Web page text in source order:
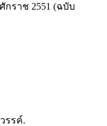
ราช 2551 (ฉบับ
รรค์.